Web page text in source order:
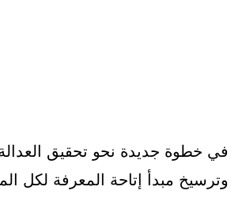
في خطوة جديدة نحو تحقيق العدالة
وترسيخ مبدأ إتاحة المعرفة لكل